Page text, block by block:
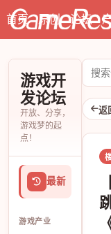
首页 原创 论坛
游戏开
发论坛
开放、分享，
游戏梦的起
点！
最新
游戏产业
搜
索
论
坛
返